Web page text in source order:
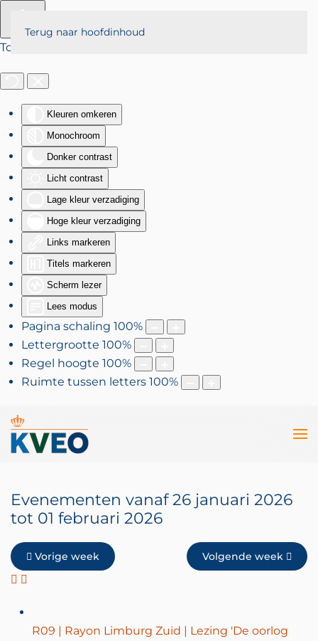
Toegankelijkheid
Kleuren omkeren
Monochroom
Donker contrast
Licht contrast
Lage kleur verzadiging
Hoge kleur verzadiging
Links markeren
Titels markeren
Scherm lezer
Lees modus
Pagina schaling 100%
Lettergrootte 100%
Regel hoogte 100%
Ruimte tussen letters 100%
Terug naar hoofdinhoud
Evenementen vanaf 26 januari 2026
tot 01 februari 2026
Vorige week Volgende week
R09 | Rayon Limburg Zuid | Lezing 'De oorlog